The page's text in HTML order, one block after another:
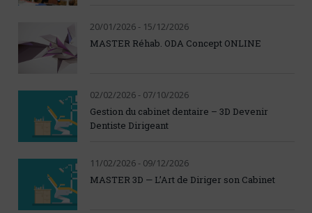
20/01/2026 - 15/12/2026
MASTER Réhab. ODA Concept ONLINE
02/02/2026 - 07/10/2026
Gestion du cabinet dentaire – 3D Devenir
Dentiste Dirigeant
11/02/2026 - 09/12/2026
MASTER 3D — L’Art de Diriger son Cabinet